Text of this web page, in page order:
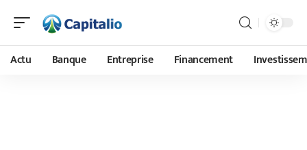
Actu Banque Entreprise Financement